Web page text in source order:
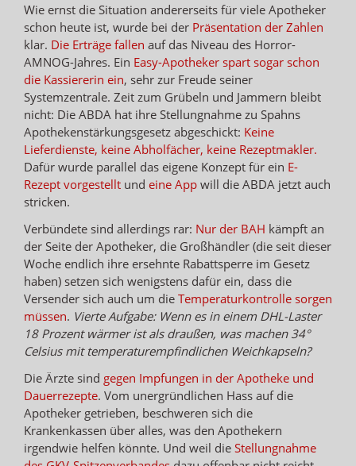
Wie ernst die Situation andererseits für viele Apotheker
schon heute ist, wurde bei der Präsentation der Zahlen
klar. Die Erträge fallen auf das Niveau des Horror-
AMNOG-Jahres. Ein Easy-Apotheker spart sogar schon
die Kassiererin ein, sehr zur Freude seiner
Systemzentrale. Zeit zum Grübeln und Jammern bleibt
nicht: Die ABDA hat ihre Stellungnahme zu Spahns
Apothekenstärkungsgesetz abgeschickt: Keine
Lieferdienste, keine Abholfächer, keine Rezeptmakler.
Dafür wurde parallel das eigene Konzept für ein E-
Rezept vorgestellt und eine App will die ABDA jetzt auch
stricken.
Verbündete sind allerdings rar: Nur der BAH kämpft an
der Seite der Apotheker, die Großhändler (die seit dieser
Woche endlich ihre ersehnte Rabattsperre im Gesetz
haben) setzen sich wenigstens dafür ein, dass die
Versender sich auch um die Temperaturkontrolle sorgen
müssen. Vierte Aufgabe: Wenn es in einem DHL-Laster
18 Prozent wärmer ist als draußen, was machen 34°
Celsius mit temperaturempfindlichen Weichkapseln?
Die Ärzte sind gegen Impfungen in der Apotheke und
Dauerrezepte. Vom unergründlichen Hass auf die
Apotheker getrieben, beschweren sich die
Krankenkassen über alles, was den Apothekern
irgendwie helfen könnte. Und weil die Stellungnahme